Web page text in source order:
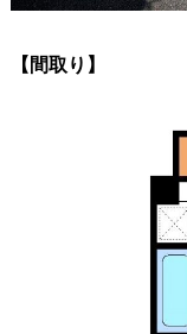
【間取り】